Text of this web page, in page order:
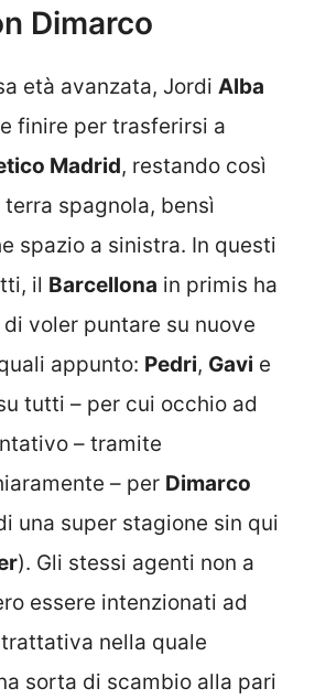
Dimarco
età avanzata, Jordi Alba
finire per trasferirsi a
Madrid, restando così
spagnola, bensì
spazio a sinistra. In questi
il Barcellona in primis ha
voler puntare su nuove
appunto: Pedri, Gavi e
tutti – per cui occhio ad
– tramite
– per Dimarco
una super stagione sin qui
). Gli stessi agenti non a
essere intenzionati ad
nella quale
sorta di scambio alla pari